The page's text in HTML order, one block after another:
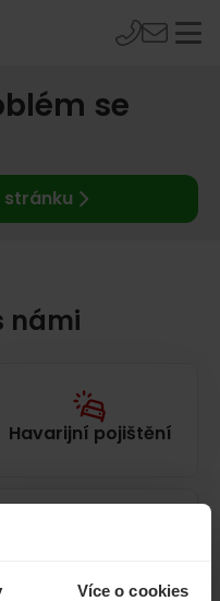
Více o cookies
se
námi
Havarijní pojištění